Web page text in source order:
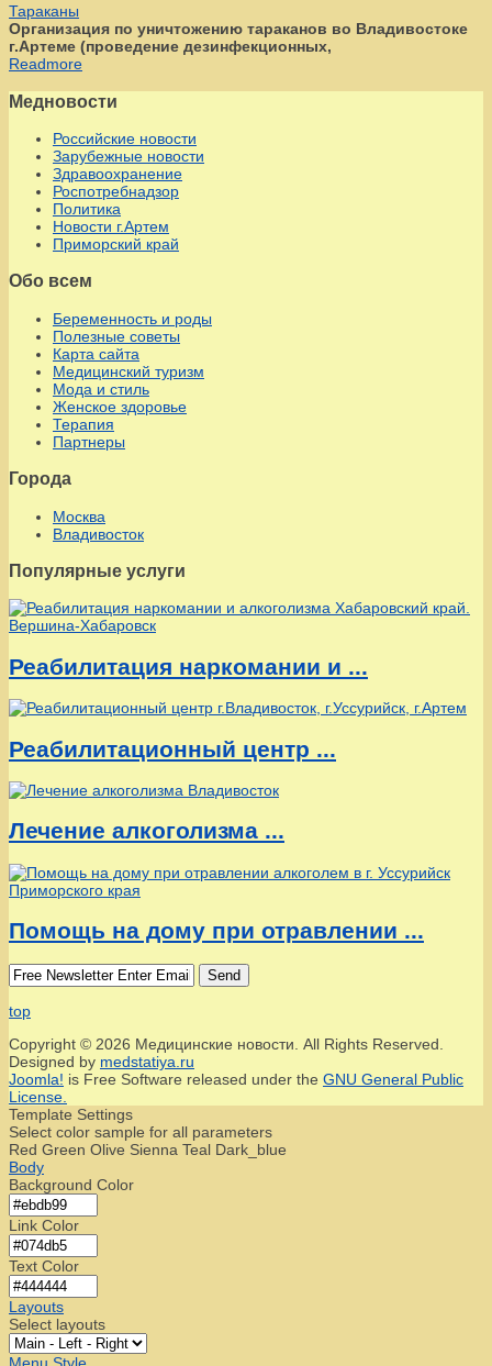
Тараканы
Организация по уничтожению тараканов во Владивостоке
г.Артеме (проведение дезинфекционных,
Readmore
Медновости
Российские новости
Зарубежные новости
Здравоохранение
Роспотребнадзор
Политика
Новости г.Артем
Приморский край
Обо всем
Беременность и роды
Полезные советы
Карта сайта
Медицинский туризм
Мода и стиль
Женское здоровье
Терапия
Партнеры
Города
Москва
Владивосток
Популярные услуги
Реабилитация наркомании и ...
Реабилитационный центр ...
Лечение алкоголизма ...
Помощь на дому при отравлении ...
Send
top
Copyright © 2026 Медицинские новости. All Rights Reserved.
Designed by medstatiya.ru
Joomla! is Free Software released under the GNU General Public
License.
Template Settings
Select color sample for all parameters
Red Green Olive Sienna Teal Dark_blue
Body
Background Color
Link Color
Text Color
Layouts
Select layouts
Menu Style